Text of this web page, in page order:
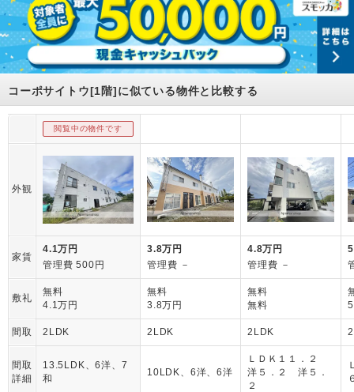
コーポサイトウ[1階]に似ている物件と比較する
閲覧中の物件です
外観
家賃
4.1万円
管理費 500円
3.8万円
管理費 －
4.8万円
管理費 －
敷礼
無料
4.1万円
無料
3.8万円
無料
無料
間取 2LDK 2LDK 2LDK
間取
詳細
13.5LDK、6洋、7
和
10LDK、6洋、6洋
ＬＤＫ１１．２
洋５．２ 洋５．
２